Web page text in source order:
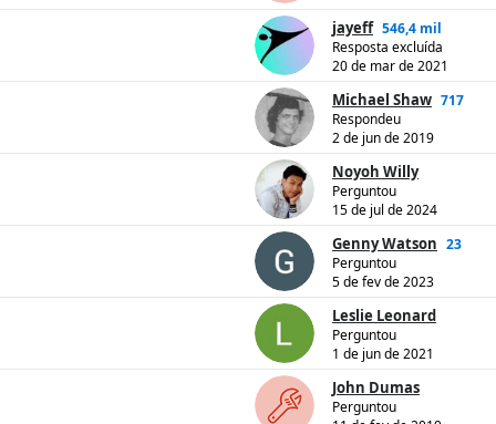
jayeff 546,4 mil
Resposta excluída
20 de mar de 2021
Michael Shaw 717
Respondeu
2 de jun de 2019
Noyoh Willy
Perguntou
15 de jul de 2024
Genny Watson 23
Perguntou
5 de fev de 2023
Leslie Leonard
Perguntou
1 de jun de 2021
John Dumas
Perguntou